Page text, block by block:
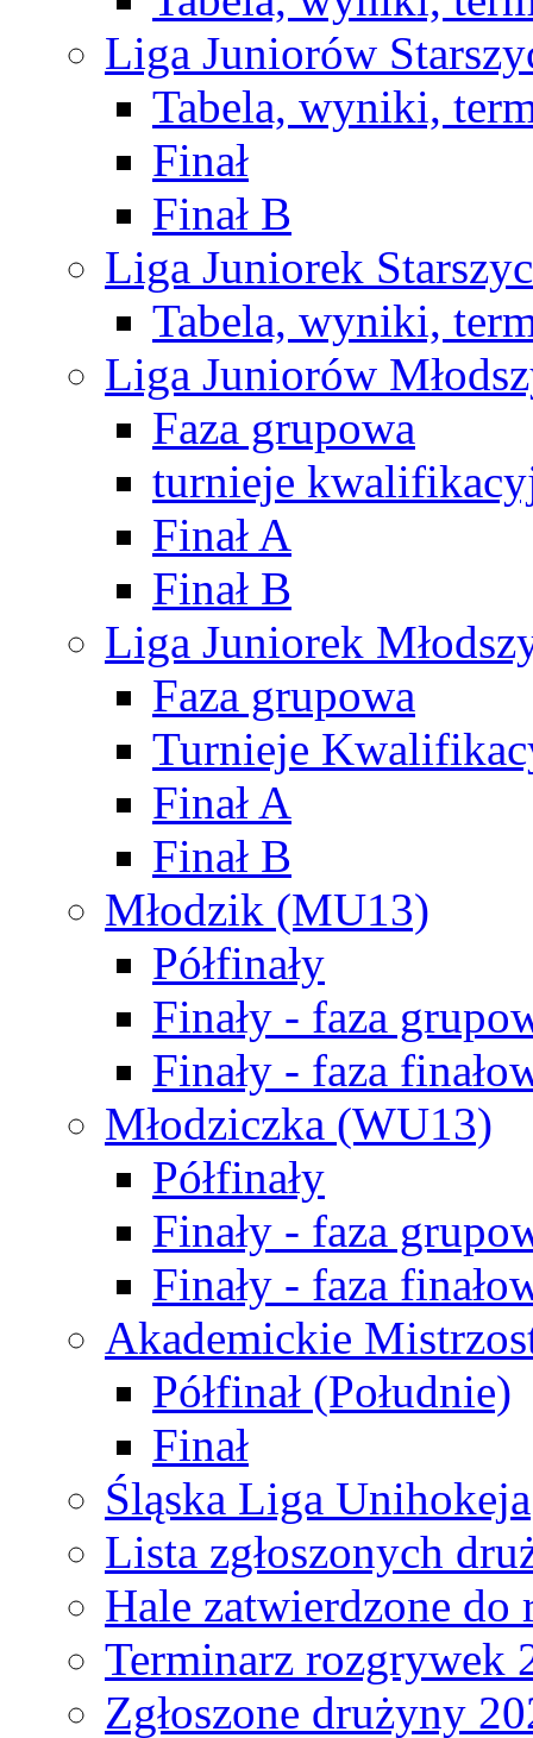
Liga Juniorów
Tabela, wyniki,
Finał
Finał B
Liga Juniorek
Tabela, wyniki,
Liga Juniorów
Faza grupowa
turnieje
Finał A
Finał B
Liga Juniorek
Faza grupowa
Turnieje
Finał A
Finał B
Młodzik (MU13)
Półfinały
Finały - faza
Finały - faza
Młodziczka (WU13)
Półfinały
Finały - faza
Finały - faza
Akademickie
Półfinał (Południe)
Finał
Śląska Liga Unihokeja
Lista zgłoszonych
Hale zatwierdzone do
Terminarz rozgrywek
Zgłoszone drużyny